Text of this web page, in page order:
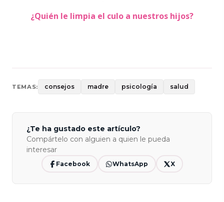
¿Quién le limpia el culo a nuestros hijos?
TEMAS: consejos madre psicología salud
¿Te ha gustado este artículo?
Compártelo con alguien a quien le pueda
interesar
Facebook WhatsApp X